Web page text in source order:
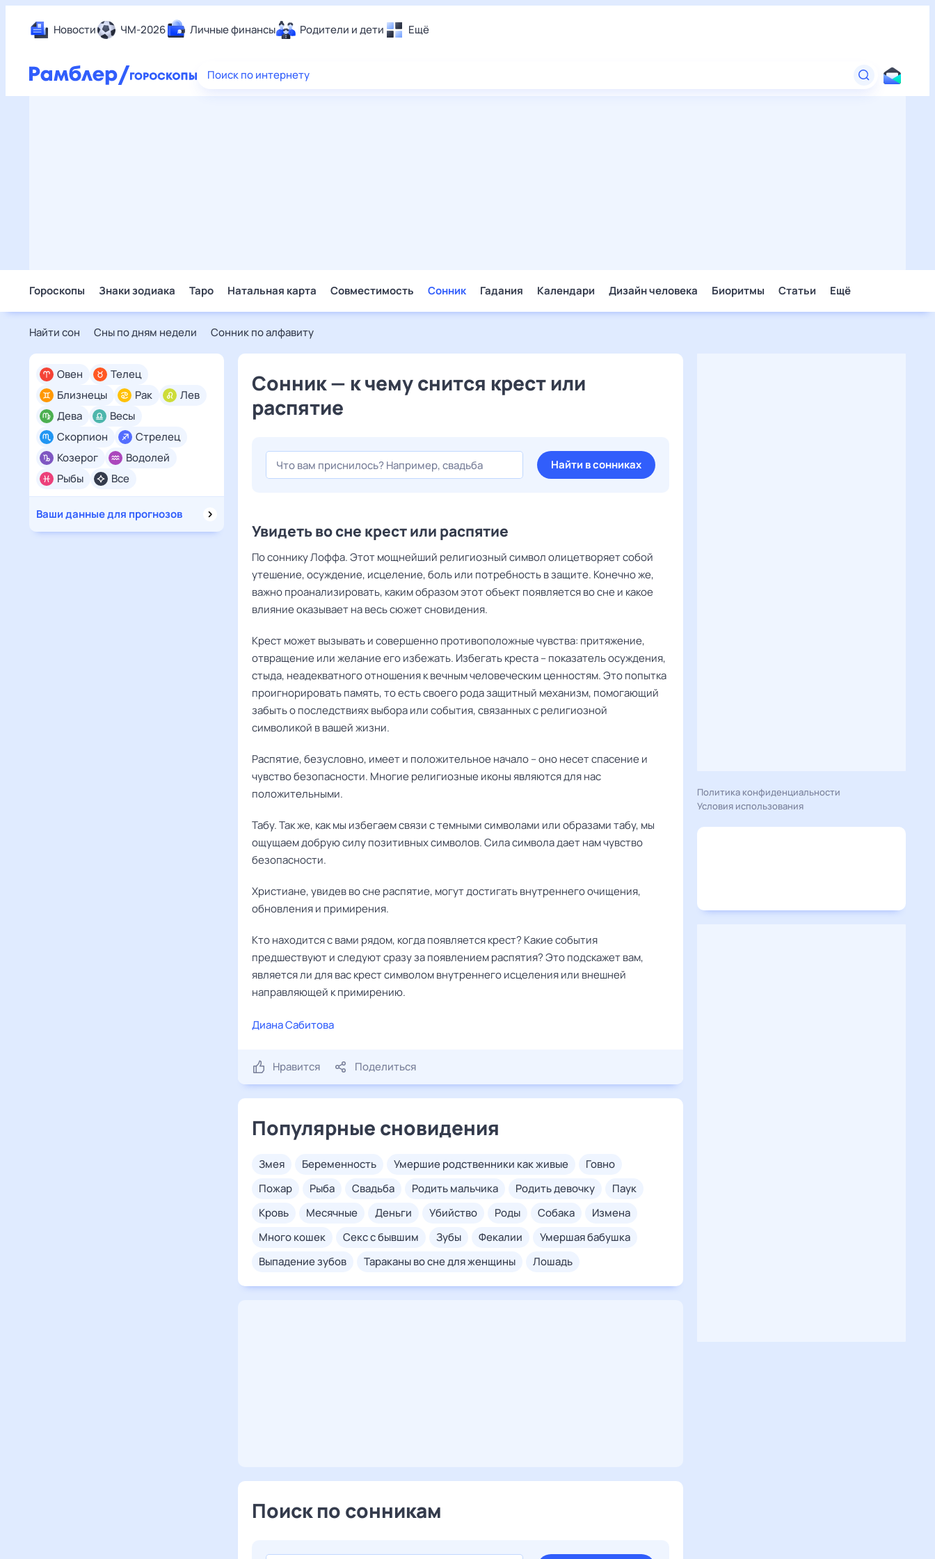
Новости ЧМ-2026 Личные финансы Родители и дети Ещё
Еда
Поиск по интернету
Гороскопы Знаки зодиака Таро Натальная карта Совместимость Сонник Гадания Календари Дизайн человека Биоритмы Статьи Ещё
Найти сон Сны по дням недели Сонник по алфавиту
Все
Овен
Телец
Близнецы
Рак
Лев
Дева
Весы
Скорпион
Стрелец
Козерог
Водолей
Рыбы
Ваши данные для прогнозов
Сонник — к чему снится крест или
распятие
Найти в сонниках
Увидеть во сне крест или распятие
По соннику Лоффа. Этот мощнейший религиозный символ олицетворяет собой
утешение, осуждение, исцеление, боль или потребность в защите. Конечно же,
важно проанализировать, каким образом этот объект появляется во сне и какое
влияние оказывает на весь сюжет сновидения.
Крест может вызывать и совершенно противоположные чувства: притяжение,
отвращение или желание его избежать. Избегать креста – показатель осуждения,
стыда, неадекватного отношения к вечным человеческим ценностям. Это попытка
проигнорировать память, то есть своего рода защитный механизм, помогающий
забыть о последствиях выбора или события, связанных с религиозной
символикой в вашей жизни.
Распятие, безусловно, имеет и положительное начало – оно несет спасение и
чувство безопасности. Многие религиозные иконы являются для нас
положительными.
Табу. Так же, как мы избегаем связи с темными символами или образами табу, мы
ощущаем добрую силу позитивных символов. Сила символа дает нам чувство
безопасности.
Христиане, увидев во сне распятие, могут достигать внутреннего очищения,
обновления и примирения.
Кто находится с вами рядом, когда появляется крест? Какие события
предшествуют и следуют сразу за появлением распятия? Это подскажет вам,
является ли для вас крест символом внутреннего исцеления или внешней
направляющей к примирению.
Диана Сабитова
Нравится Поделиться
Популярные сновидения
змея беременность умершие родственники как живые
говно
пожар
рыба свадьба родить мальчика родить девочку
паук
кровь
месячные деньги убийство роды собака
измена
много кошек
секс с бывшим зубы фекалии
умершая бабушка
выпадение зубов
тараканы во сне для женщины лошадь
Поиск по сонникам
Политика конфиденциальности
Условия использования